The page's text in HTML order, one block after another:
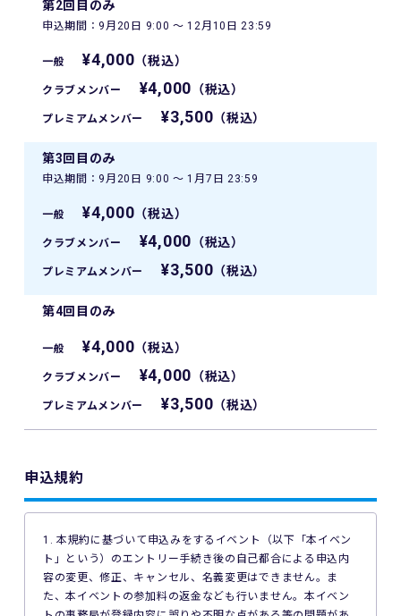
第2回目のみ
申込期間：9月20日 9:00 〜 12月10日 23:59
一般 ¥4,000 （税込）
クラブメンバー ¥4,000 （税込）
プレミアムメンバー ¥3,500 （税込）
第3回目のみ
申込期間：9月20日 9:00 〜 1月7日 23:59
一般 ¥4,000 （税込）
クラブメンバー ¥4,000 （税込）
プレミアムメンバー ¥3,500 （税込）
第4回目のみ
一般 ¥4,000 （税込）
クラブメンバー ¥4,000 （税込）
プレミアムメンバー ¥3,500 （税込）
申込規約
1. 本規約に基づいて申込みをするイベント（以下「本イベン
ト」という）のエントリー手続き後の自己都合による申込内
容の変更、修正、キャンセル、名義変更はできません。ま
た、本イベントの参加料の返金なども行いません。本イベン